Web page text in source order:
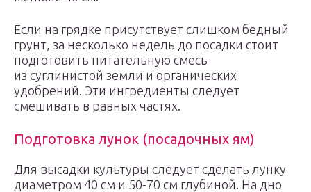
Если на грядке присутствует слишком бедный
грунт, за несколько недель до посадки стоит
подготовить питательную смесь
из суглинистой земли и органических
удобрений. Эти ингредиенты следует
смешивать в равных частях.
Подготовка лунок (посадочных ям)
Для высадки культуры следует сделать лунку
диаметром 40 см и 50-70 см глубиной. На дно